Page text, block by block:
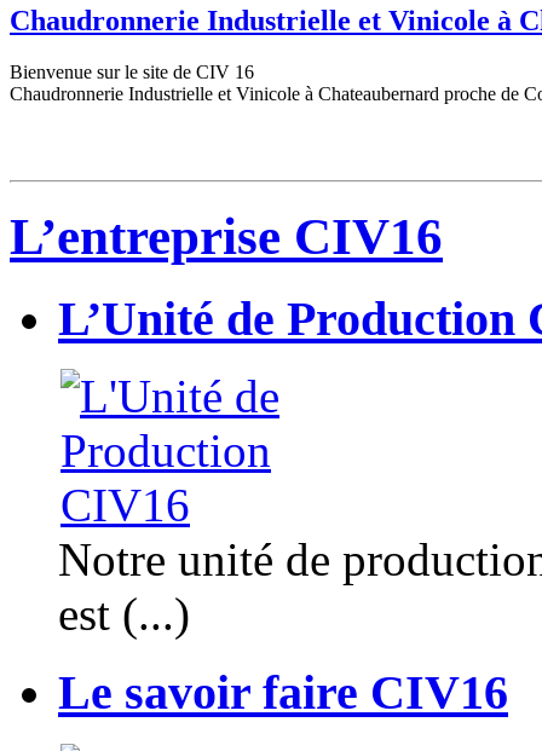
Chaudronnerie Industrielle et Vinicole à
Bienvenue sur le site de CIV 16
Chaudronnerie Industrielle et Vinicole à Chateaubernard proche de
L’entreprise CIV16
L’Unité de Production
Notre unité de
est (...)
Le savoir faire CIV16